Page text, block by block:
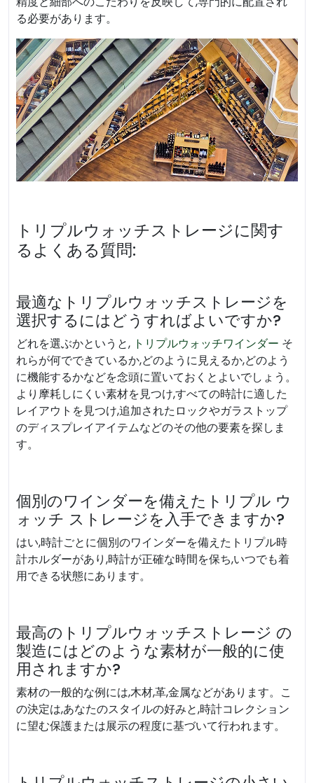
る必要があります。
トリプルウォッチストレージに関す
るよくある質問:
最適なトリプルウォッチストレージを
選択するにはどうすればよいですか?
どれを選ぶかというと, トリプルウォッチワインダー そ
れらが何でできているか,どのように見えるか,どのよう
に機能するかなどを念頭に置いておくとよいでしょう。
より摩耗しにくい素材を見つけ,すべての時計に適した
レイアウトを見つけ,追加されたロックやガラストップ
のディスプレイアイテムなどのその他の要素を探しま
す。
個別のワインダーを備えたトリプル ウ
ォッチ ストレージを入手できますか?
はい,時計ごとに個別のワインダーを備えたトリプル時
計ホルダーがあり,時計が正確な時間を保ち,いつでも着
用できる状態にあります。
最高のトリプルウォッチストレージ の
製造にはどのような素材が一般的に使
用されますか?
素材の一般的な例には,木材,革,金属などがあります。こ
の決定は,あなたのスタイルの好みと,時計コレクション
に望む保護または展示の程度に基づいて行われます。